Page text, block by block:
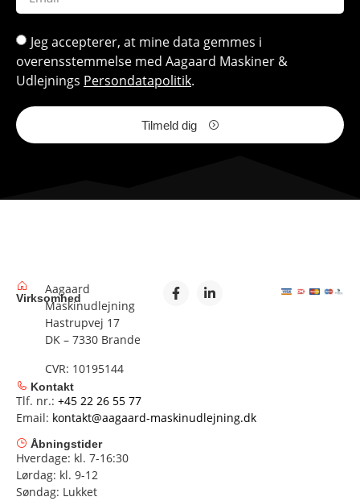
Jeg accepterer, at mine data gemmes i
overensstemmelse med Aagaard Maskiner &
Udlejnings Persondatapolitik.
Tilmeld dig
Virksomhed
Aagaard
Maskinudlejning
Hastrupvej 17
DK – 7330 Brande
CVR: 10195144
Kontakt
Tlf. nr.: +45 22 26 55 77
Email: kontakt@aagaard-maskinudlejning.dk
Åbningstider
Hverdage: kl. 7-16:30
Lørdag: kl. 9-12
Søndag: Lukket